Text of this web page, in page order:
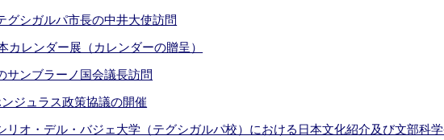
グシガルパ市長の中井大使訪問
カレンダー展（カレンダーの贈呈）
サンブラーノ国会議長訪問
ジュラス政策協議の開催
リオ・デル・バジェ大学（テグシガルパ校）における日本文化紹介及び文部科